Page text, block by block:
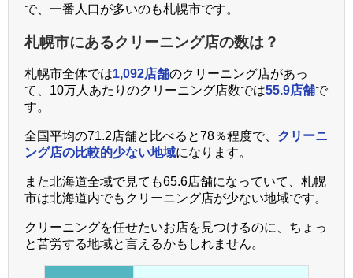
で、一番人口が多いのも札幌市です。
札幌市にあるクリーニング店の数は？
札幌市全体では1,092店舗のクリーニング店があっ
て、10万人あたりのクリーニング店数では55.9店舗で
す。
全国平均の71.2店舗と比べると78％程度で、 クリーニ
ング店の比較的少ない地域になります。
また北海道全域で見ても65.6店舗になっていて、札幌
市は北海道内でもクリーニング店が少ない地域です。
クリーニングを任せたいお店を見つけるのに、ちょっ
と苦労する地域と言えるかもしれません。